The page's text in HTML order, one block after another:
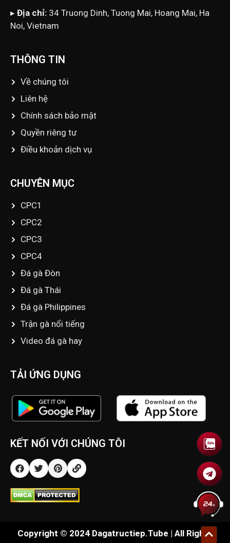
▸ Địa chỉ: 34 Truong Dinh, Tuong Mai, Hoang Mai, Ha
Noi, Vietnam
THÔNG TIN
Về chúng tôi
Liên hệ
Chính sách bảo mật
Quyền riêng tư
Điều khoản dịch vụ
CHUYÊN MỤC
CPC1
CPC2
CPC3
CPC4
Đá gà Đòn
Đá gà Thái
Đá gà Philippines
Trận gà nổi tiếng
Video đá gà hay
TẢI ỨNG DỤNG
KẾT NỐI VỚI CHÚNG TÔI
Copyright © 2024 Dagatructiep.Tube | All Rights